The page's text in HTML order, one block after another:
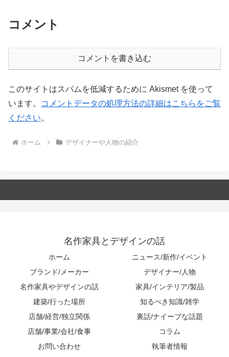
コメント
コメントを書き込む
このサイトはスパムを低減するために Akismet を使って
います。
コメントデータの処理方法の詳細はこちらをご覧
ください。
ホーム デザイナーや人物の紹介
名作家具とデザインの話
ホーム
ニュース/新作/イベント
ブランド/メーカー
デザイナー/人物
名作家具やデザインの話
家具/インテリア/製品
建築/行った場所
知るべき知識/雑学
店舗/経営/独立関係
裏話/ナイーブな話題
店舗/事業/会社/食事
コラム
お問い合わせ
執筆者情報